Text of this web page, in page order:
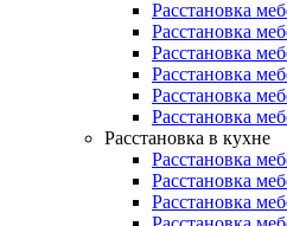
Расстановка
Расстановка
Расстановка
Расстановка
Расстановка
Расстановка
Расстановка в кухне
Расстановка
Расстановка
Расстановка